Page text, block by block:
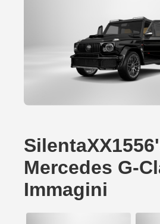
Mercedes G-
Immagini